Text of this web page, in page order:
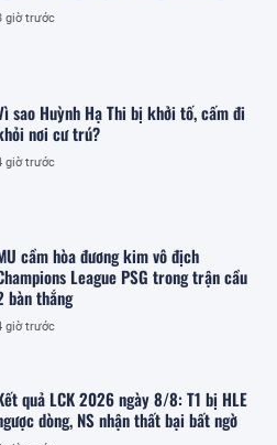
giờ trước
sao Huỳnh Hạ Thi bị khởi tố, cấm đi
nơi cư trú?
giờ trước
cầm hòa đương kim vô địch
League PSG trong trận cầu
bàn thắng
giờ trước
quả LCK 2026 ngày 8/8: T1 bị HLE
dòng, NS nhận thất bại bất ngờ